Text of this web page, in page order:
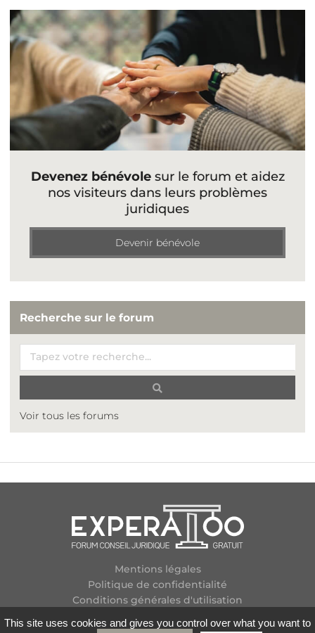
Devenez bénévolesur le forum et aidez
nos visiteurs dans leurs problèmes
juridiques
Devenir bénévole
Recherche sur le forum
Voir tous les forums
Mentions légales
Politique de confidentialité
Conditions générales d'utilisation
This site uses cookies and gives you control over what you want to